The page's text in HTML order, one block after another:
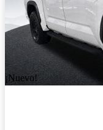
¡Nuevo!